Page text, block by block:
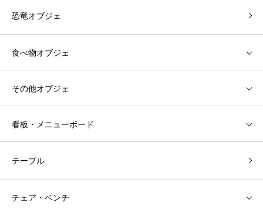
恐竜オブジェ
食べ物オブジェ
その他オブジェ
看板・メニューボード
テーブル
チェア・ベンチ